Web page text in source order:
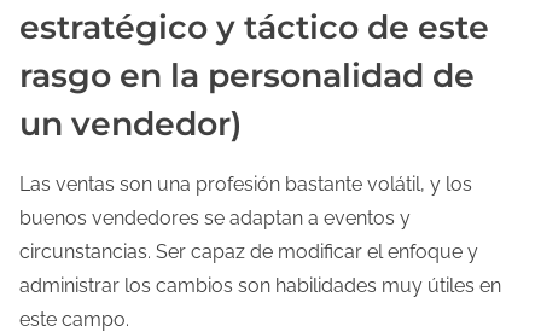
estratégico y táctico de este
rasgo en la personalidad de
un vendedor)
Las ventas son una profesión bastante volátil, y los
buenos vendedores se adaptan a eventos y
circunstancias. Ser capaz de modificar el enfoque y
administrar los cambios son habilidades muy útiles en
este campo.